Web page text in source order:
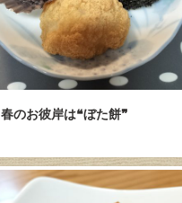
春のお彼岸は❝ぼた餅❞